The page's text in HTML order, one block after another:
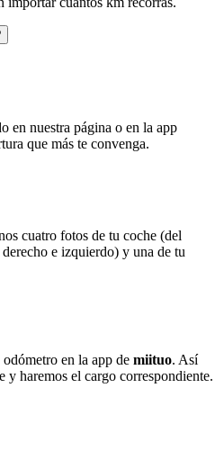
en nuestra página o en la app
que más te convenga.
cuatro fotos de tu coche (del
e izquierdo) y una de tu
en la app de miituo. Así
y haremos el cargo correspondiente.